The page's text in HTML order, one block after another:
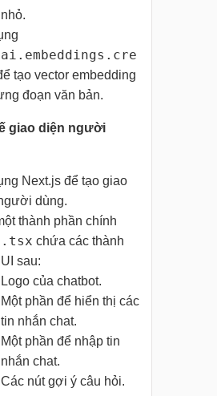
tạo vector embedding
đoạn văn bản.
giao diện người
Next.js để tạo giao
dùng.
thành phần chính
chứa các thành
sau:
Logo của chatbot.
Một phần để hiển thị các
tin nhắn chat.
Một phần để nhập tin
nhắn chat.
Các nút gợi ý câu hỏi.